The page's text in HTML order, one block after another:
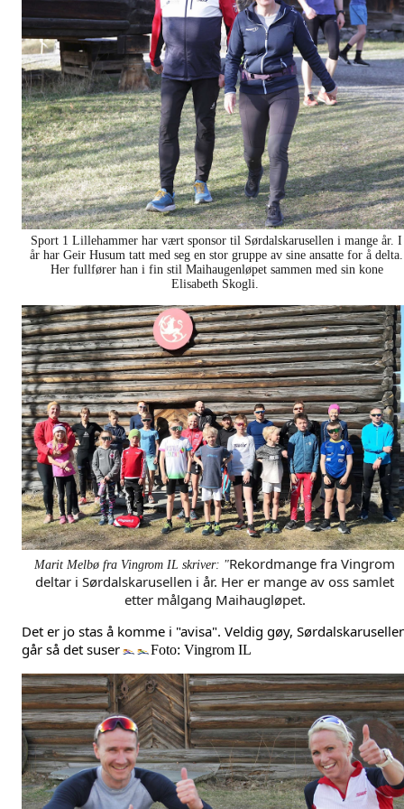
Sport 1 Lillehammer har vært sponsor til Sørdalskarusellen i mange år. I
år har Geir Husum tatt med seg en stor gruppe av sine ansatte for å delta.
Her fullfører han i fin stil Maihaugenløpet sammen med sin kone
Elisabeth Skogli.
Marit Melbø fra Vingrom IL skriver: "Rekordmange fra Vingrom
deltar i Sørdalskarusellen i år. Her er mange av oss samlet
etter målgang Maihaugløpet.
Det er jo stas å komme i "avisa". Veldig gøy,
går så det suser
Foto: Vingrom IL